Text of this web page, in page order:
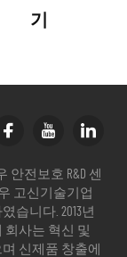
기
전보호 R&D 센
고신기술기업
습니다. 2013년
회사는 혁신 및
신제품 창출에